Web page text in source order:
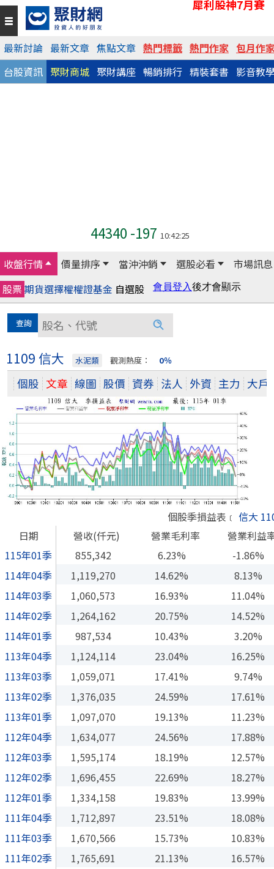
犀利股神7月賽
最新討論 最新文章 焦點文章 熱門標籤 熱門作家 包月作
台股資訊 聚財商城 聚財講座 暢銷排行 精裝套書 影音教
44340 -197 10:42:25
收盤行情 價量排序 當沖沖銷 選股必看
市場訊息
股票期貨選擇權權證基金 自選股
1109 信大 水泥類 觀測熱度： 0％
個股 文章 線圖 股價 資券 法人 外資 主力 大戶
個股季損益表﹝ 信大
日期
營收(仟元) 營業毛利率
營業利益
115年01季
855,342 6.23%
-1.86%
114年04季
1,119,270 14.62%
8.13%
114年03季
1,060,573 16.93%
11.04%
114年02季
1,264,162 20.75%
14.52%
114年01季
987,534 10.43%
3.20%
113年04季
1,124,114 23.04%
16.25%
113年03季
1,059,071 17.41%
9.74%
113年02季
1,376,035 24.59%
17.61%
113年01季
1,097,070 19.13%
11.23%
112年04季
1,634,077 24.56%
17.88%
112年03季
1,595,174 18.19%
12.57%
112年02季
1,696,455 22.69%
18.27%
112年01季
1,334,158 19.83%
13.99%
111年04季
1,712,897 23.51%
18.08%
111年03季
1,670,566 15.73%
10.83%
111年02季
1,765,691 21.13%
16.57%